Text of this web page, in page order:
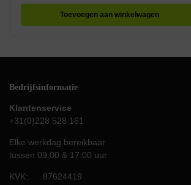
Toevoegen aan winkelwagen
Bedrijfsinformatie
Klantenservice
+31(0)228 528 161
Elke werkdag bereikbaar
tussen 09:00 & 17:00 uur
KVK: 87624419